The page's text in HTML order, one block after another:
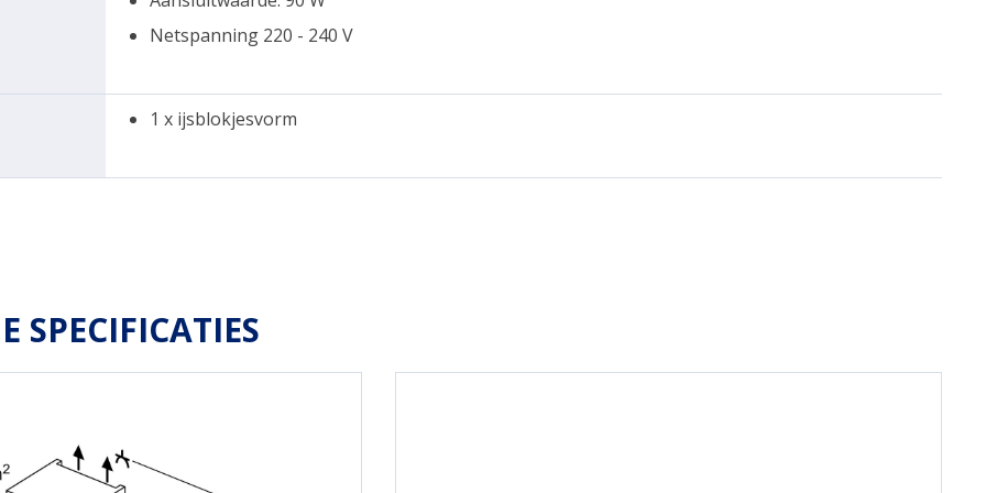
Netspanning 220 - 240 V
1 x ijsblokjesvorm
SPECIFICATIES